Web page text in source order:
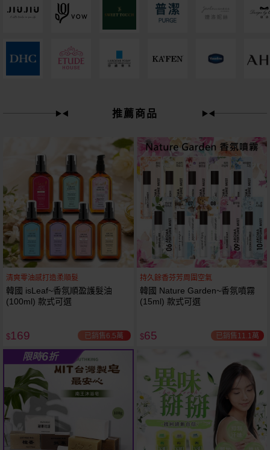
狂殺61折
推薦商品
清爽零油感打造柔順髮
韓國 isLeaf~香氛順盈護髮油
(100ml) 款式可選
$169 已銷售6.5萬
持久餘香芬芳周圍空氣
韓國 Nature Garden~香氛噴霧
(15ml) 款式可選
$65 已銷售11.1萬
限時6折